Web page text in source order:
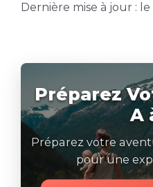
Dernière mise à jour :
Préparez
A
Préparez votre
pour une